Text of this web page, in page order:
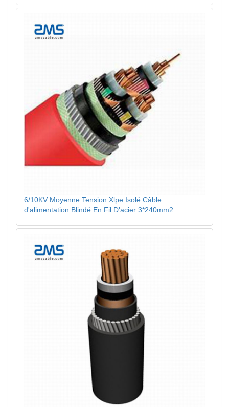
6/10KV Moyenne Tension Xlpe Isolé Câble
d'alimentation Blindé En Fil D'acier 3*240mm2